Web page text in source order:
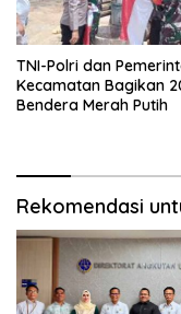
TNI-Polri dan
Kecamatan Bagikan
Bendera Merah Putih
Rekomendasi